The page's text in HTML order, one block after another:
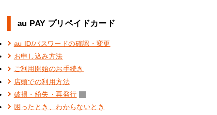
au PAY プリペイドカード
au ID/パスワードの確認・変更
お申し込み方法
ご利用開始のお手続き
店頭での利用方法
破損・紛失・再発行
困ったとき、わからないとき